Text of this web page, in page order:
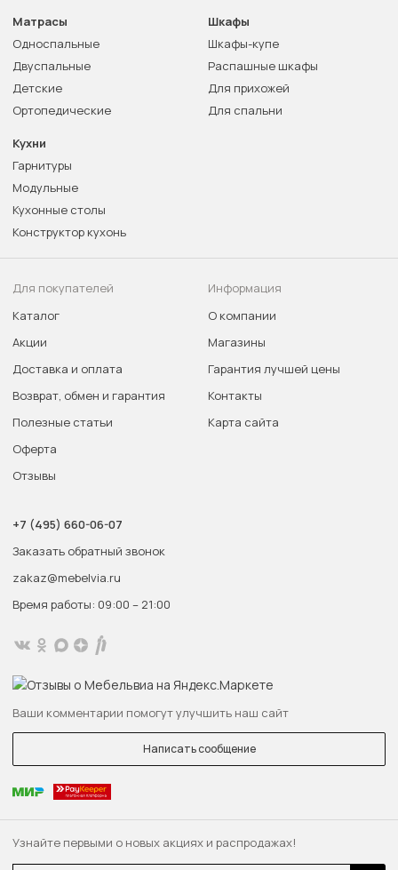
Узнайте первыми о новых акциях и распродажах!
Матрасы
Односпальные
Двуспальные
Детские
Ортопедические
Шкафы
Шкафы-купе
Распашные шкафы
Для прихожей
Для спальни
Кухни
Гарнитуры
Модульные
Кухонные столы
Конструктор кухонь
Для покупателей
Каталог
Акции
Доставка и оплата
Возврат, обмен и гарантия
Полезные статьи
Оферта
Отзывы
Информация
О компании
Магазины
Гарантия лучшей цены
Контакты
Карта сайта
+7 (495) 660-06-07
Заказать обратный звонок
zakaz@mebelvia.ru
Время работы: 09:00 – 21:00
Ваши комментарии помогут улучшить наш сайт
Написать сообщение